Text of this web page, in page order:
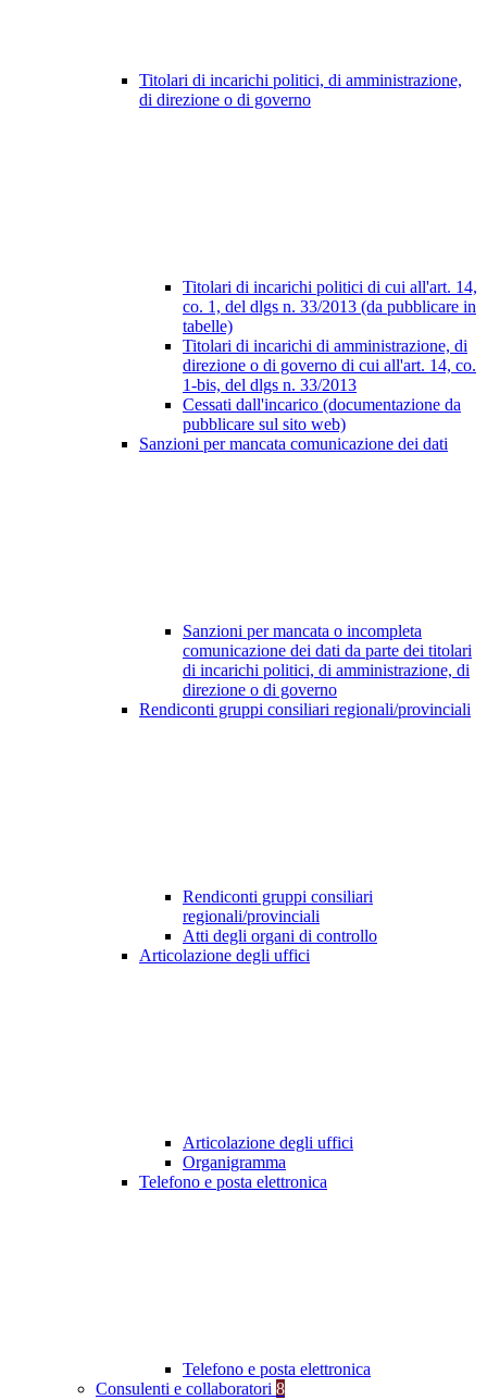
Titolari di incarichi politici, di amministrazione,
di direzione o di governo
Titolari di incarichi politici di cui all'art. 14,
co. 1, del dlgs n. 33/2013 (da pubblicare in
tabelle)
Titolari di incarichi di amministrazione, di
direzione o di governo di cui all'art. 14, co.
1-bis, del dlgs n. 33/2013
Cessati dall'incarico (documentazione da
pubblicare sul sito web)
Sanzioni per mancata comunicazione dei dati
Sanzioni per mancata o incompleta
comunicazione dei dati da parte dei titolari
di incarichi politici, di amministrazione, di
direzione o di governo
Rendiconti gruppi consiliari regionali/provinciali
Rendiconti gruppi consiliari
regionali/provinciali
Atti degli organi di controllo
Articolazione degli uffici
Articolazione degli uffici
Organigramma
Telefono e posta elettronica
Telefono e posta elettronica
Consulenti e collaboratori 8